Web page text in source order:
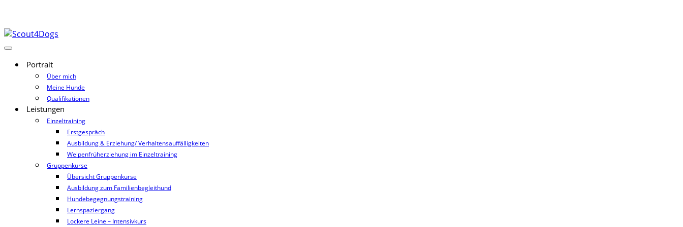
Portrait
Über mich
Meine Hunde
Qualifikationen
Leistungen
Einzeltraining
Erstgespräch
Ausbildung & Erziehung/ Verhaltensauffälligkeiten
Welpenfrüherziehung im Einzeltraining
Gruppenkurse
Übersicht Gruppenkurse
Ausbildung zum Familienbegleithund
Hundebegegnungstraining
Lernspaziergang
Lockere Leine – Intensivkurs